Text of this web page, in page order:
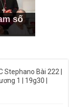
số
Stephano Bài 222 |
1 | 19g30 |